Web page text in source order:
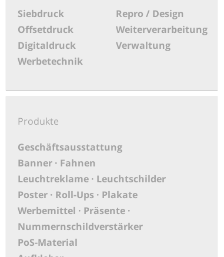
Siebdruck
Offsetdruck
Digitaldruck
Werbetechnik
Repro / Design
Weiterverarbeitung
Verwaltung
Produkte
Geschäftsausstattung
Banner · Fahnen
Leuchtreklame · Leuchtschilder
Poster · Roll-Ups · Plakate
Werbemittel · Präsente ·
Nummernschildverstärker
PoS-Material